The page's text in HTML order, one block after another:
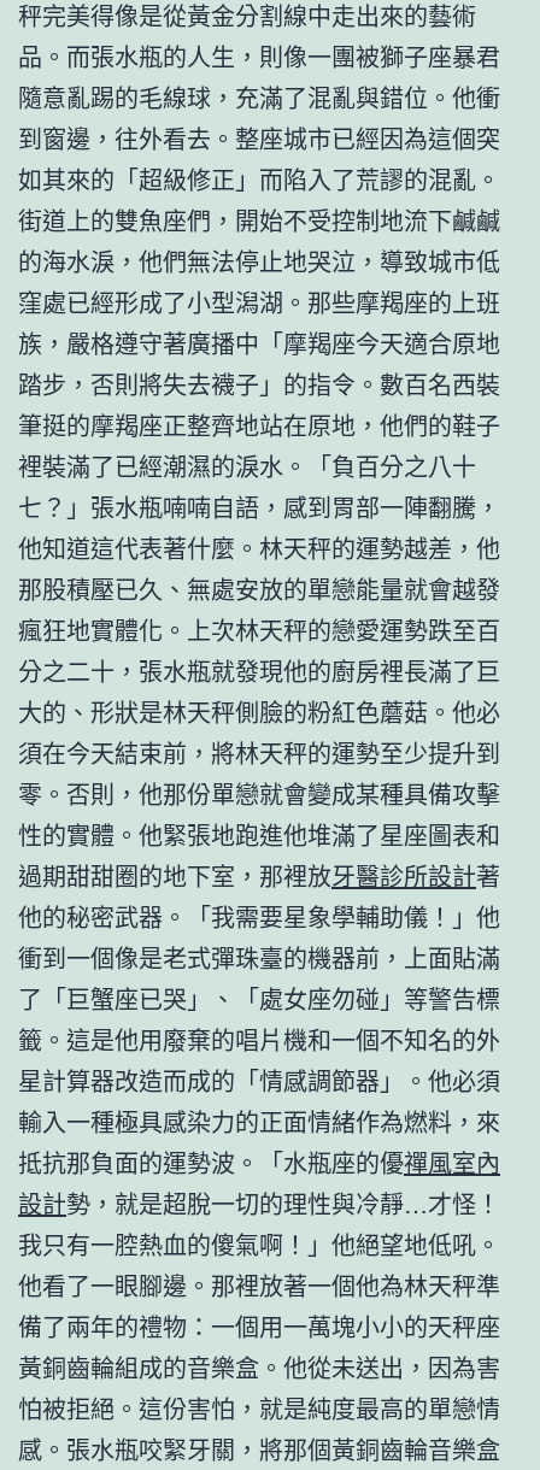
秤完美得像是從黃金分割線中走出來的藝術
品。而張水瓶的人生，則像一團被獅子座暴君
隨意亂踢的毛線球，充滿了混亂與錯位。他衝
到窗邊，往外看去。整座城市已經因為這個突
如其來的「超級修正」而陷入了荒謬的混亂。
街道上的雙魚座們，開始不受控制地流下鹹鹹
的海水淚，他們無法停止地哭泣，導致城市低
窪處已經形成了小型潟湖。那些摩羯座的上班
族，嚴格遵守著廣播中「摩羯座今天適合原地
踏步，否則將失去襪子」的指令。數百名西裝
筆挺的摩羯座正整齊地站在原地，他們的鞋子
裡裝滿了已經潮濕的淚水。「負百分之八十
七？」張水瓶喃喃自語，感到胃部一陣翻騰，
他知道這代表著什麼。林天秤的運勢越差，他
那股積壓已久、無處安放的單戀能量就會越發
瘋狂地實體化。上次林天秤的戀愛運勢跌至百
分之二十，張水瓶就發現他的廚房裡長滿了巨
大的、形狀是林天秤側臉的粉紅色蘑菇。他必
須在今天結束前，將林天秤的運勢至少提升到
零。否則，他那份單戀就會變成某種具備攻擊
性的實體。他緊張地跑進他堆滿了星座圖表和
過期甜甜圈的地下室，那裡放牙醫診所設計著
他的秘密武器。「我需要星象學輔助儀！」他
衝到一個像是老式彈珠臺的機器前，上面貼滿
了「巨蟹座已哭」、「處女座勿碰」等警告標
籤。這是他用廢棄的唱片機和一個不知名的外
星計算器改造而成的「情感調節器」。他必須
輸入一種極具感染力的正面情緒作為燃料，來
抵抗那負面的運勢波。「水瓶座的優禪風室內
設計勢，就是超脫一切的理性與冷靜…才怪！
我只有一腔熱血的傻氣啊！」他絕望地低吼。
他看了一眼腳邊。那裡放著一個他為林天秤準
備了兩年的禮物：一個用一萬塊小小的天秤座
黃銅齒輪組成的音樂盒。他從未送出，因為害
怕被拒絕。這份害怕，就是純度最高的單戀情
感。張水瓶咬緊牙關，將那個黃銅齒輪音樂盒